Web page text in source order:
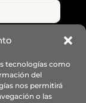
tecnologías como
del
nos permitirá
o las